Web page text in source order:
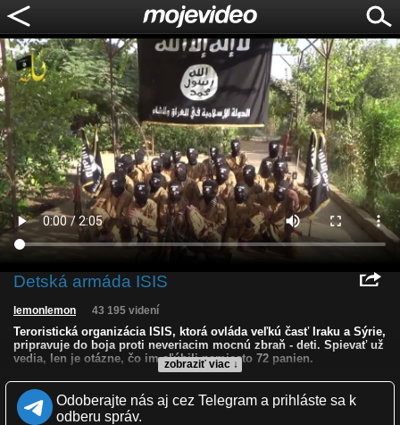
Detská armáda ISIS
zobraziť viac ↓
lemonlemon 43 195 videní
Teroristická organizácia ISIS, ktorá ovláda veľkú časť Iraku a Sýrie,
pripravuje do boja proti neveriacim mocnú zbraň - deti. Spievať už
vedia, len je otázne, čo im sľúbili namiesto 72 panien.
Kvalita:
Zverejnené: 17.9.2014 12:22
Páči sa: 14% (106 hlasov)
Odoberajte nás aj cez Telegram a prihláste sa k
odberu správ.